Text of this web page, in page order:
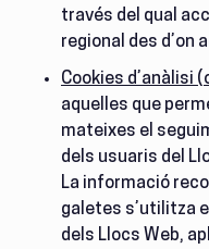
través del qual
regional des d’on
Cookies d’anàlisi
aquelles que
mateixes el
dels usuaris del
La informació
galetes s’utilitza
dels Llocs Web,